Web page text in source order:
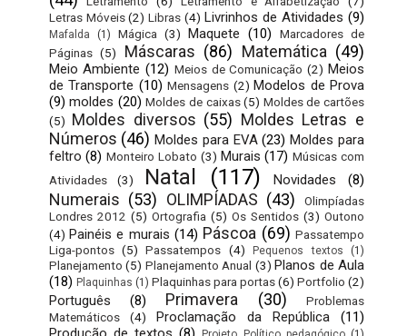
Letras Móveis (2) Libras (4) Livrinhos de Atividades (9)
Mafalda (1) Mágica (3) Maquete (10)
Marcadores de
Páginas (5) Máscaras (86) Matemática (49)
Meio Ambiente (12) Meios de Comunicação (2) Meios
de Transporte (10) Mensagens (2) Modelos de Prova
(9) moldes (20) Moldes de caixas (5) Moldes de cartões
(5) Moldes diversos (55) Moldes Letras e
Números (46) Moldes para EVA (23) Moldes para
feltro (8) Monteiro Lobato (3) Murais (17) Músicas com
Atividades
(3) Natal (117) Novidades (8)
Numerais (53) OLIMPÍADAS (43)
Olimpíadas
Londres 2012 (5) Ortografia (5) Os Sentidos (3) Outono
(4) Painéis e murais (14) Páscoa (69) Passatempo
Liga-pontos (5) Passatempos (4) Pequenos textos (1)
Planejamento (5) Planejamento Anual (3) Planos de Aula
(18) Plaquinhas (1) Plaquinhas para portas(6) Portfolio (2)
Português (8) Primavera (30)
Problemas
Matemáticos
(4) Proclamação da República
(11)